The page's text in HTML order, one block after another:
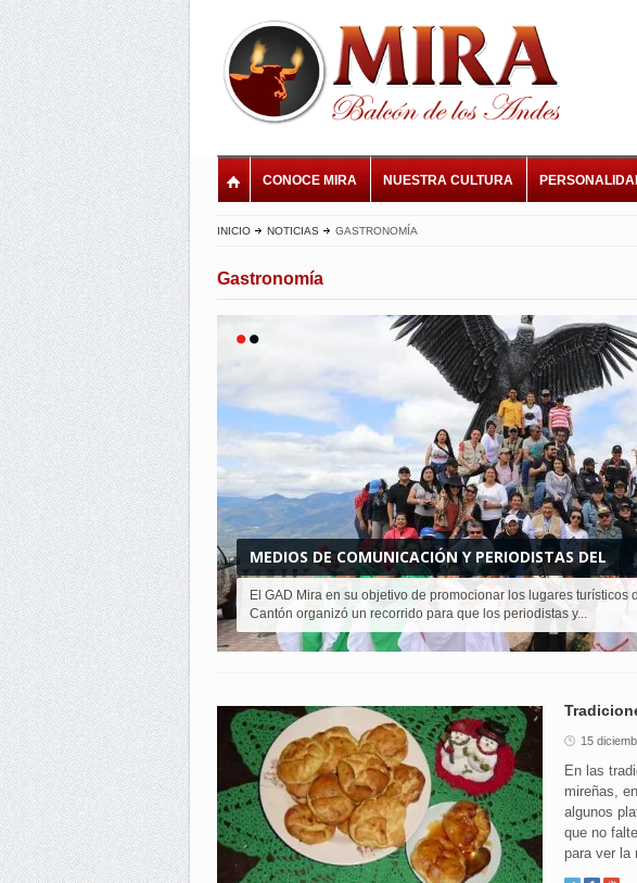
CONOCE MIRA NUESTRA CULTURA
INICIO NOTICIAS GASTRONOMÍA
Gastronomía
MEDIOS DE COMUNICACIÓN Y PERIODISTAS DEL
NORTE...
El GAD Mira en su objetivo de promocionar los lugares turísticos
Cantón organizó un recorrido para que los periodistas y...
15
En las
mireñas,
algunos
que no
para ver la